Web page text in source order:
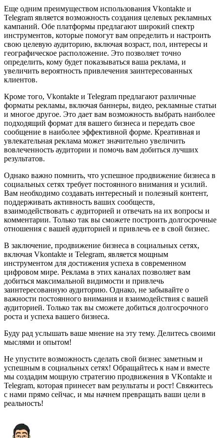
Еще одним преимуществом использования Vkontakte и
Telegram является возможность создания целевых рекламных
кампаний. Обе платформы предлагают широкий спектр
инструментов, которые помогут вам определить и настроить
свою целевую аудиторию, включая возраст, пол, интересы и
географическое расположение. Это позволяет точно
определить, кому будет показываться ваша реклама, и
увеличить вероятность привлечения заинтересованных
клиентов.
Кроме того, Vkontakte и Telegram предлагают различные
форматы рекламы, включая баннеры, видео, рекламные статьи
и многое другое. Это дает вам возможность выбрать наиболее
подходящий формат для вашего бизнеса и передать свое
сообщение в наиболее эффективной форме. Креативная и
увлекательная реклама может значительно увеличить
вовлеченность аудитории и помочь вам добиться лучших
результатов.
Однако важно помнить, что успешное продвижение бизнеса в
социальных сетях требует постоянного внимания и усилий.
Вам необходимо создавать интересный и полезный контент,
поддерживать активность ваших сообществ,
взаимодействовать с аудиторией и отвечать на их вопросы и
комментарии. Только так вы сможете построить долгосрочные
отношения с вашей аудиторией и привлечь ее в свой бизнес.
В заключение, продвижение бизнеса в социальных сетях,
включая Vkontakte и Telegram, является мощным
инструментом для достижения успеха в современном
цифровом мире. Реклама в этих каналах позволяет вам
добиться максимальной видимости и привлечь
заинтересованную аудиторию. Однако, не забывайте о
важности постоянного внимания и взаимодействия с вашей
аудиторией. Только так вы сможете добиться долгосрочного
роста и успеха вашего бизнеса.
Буду рад услышать ваше мнение на эту тему. Делитесь своими
мыслями и опытом!
Не упустите возможность сделать свой бизнес заметным и
успешным в социальных сетях! Обращайтесь к нам и вместе
мы создадим мощную стратегию продвижения в VKontakte и
Telegram, которая принесет вам результаты и рост! Свяжитесь
с нами прямо сейчас, и мы начнем превращать ваши цели в
реальность!